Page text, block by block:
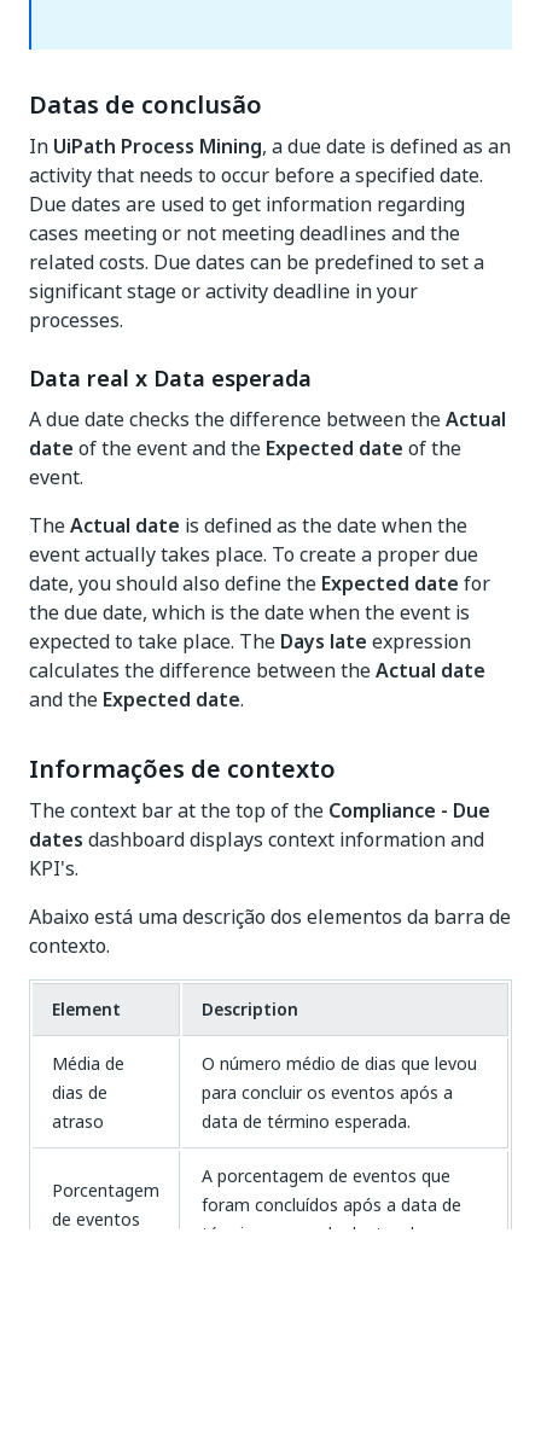
Datas de conclusão
In UiPath Process Mining, a due date is defined as an
activity that needs to occur before a specified date.
Due dates are used to get information regarding
cases meeting or not meeting deadlines and the
related costs. Due dates can be predefined to set a
significant stage or activity deadline in your
processes.
Data real x Data esperada
A due date checks the difference between theActual
date of the event and the Expected date of the
event.
TheActual date is defined as the date when the
event actually takes place. To create a proper due
date, you should also define the Expected date for
the due date, which is the date when the event is
expected to take place. The Days late expression
calculates the difference between theActual date
and the Expected date.
Informações de contexto
The context bar at the top of the Compliance - Due
dates dashboard displays context information and
KPI's.
Abaixo está uma descrição dos elementos da barra de
contexto.
Element Description
Média de
dias de
atraso
O número médio de dias que levou
para concluir os eventos após a
data de término esperada.
Porcentagem
de eventos
A porcentagem de eventos que
foram concluídos após a data de
término esperada dentro do